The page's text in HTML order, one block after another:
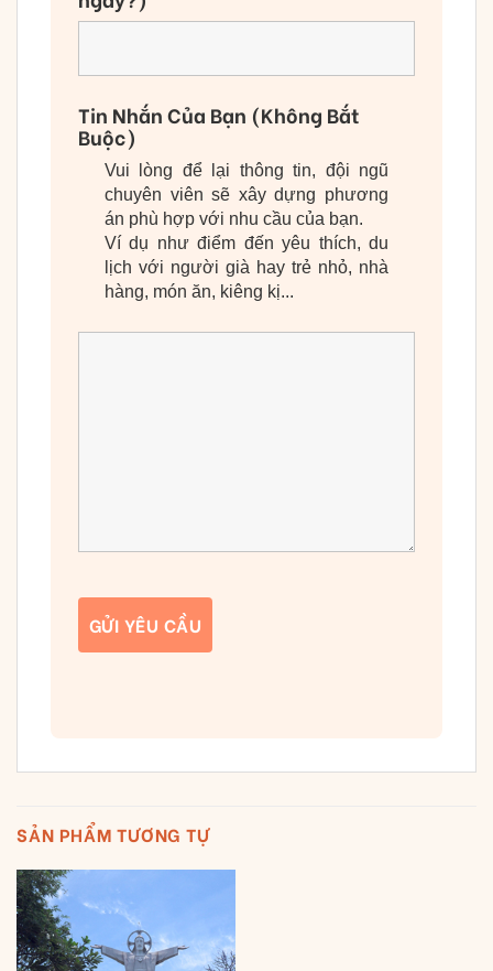
Tin Nhắn Của Bạn (Không Bắt
Buộc)
Vui lòng để lại thông tin, đội ngũ
chuyên viên sẽ xây dựng phương
án phù hợp với nhu cầu của bạn.
Ví dụ như điểm đến yêu thích, du
lịch với người già hay trẻ nhỏ, nhà
hàng, món ăn, kiêng kị...
SẢN PHẨM TƯƠNG TỰ